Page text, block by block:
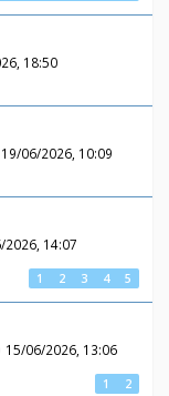
18:50
19/06/2026, 10:09
2026, 14:07
1 2 3 4 5
15/06/2026, 13:06
1 2